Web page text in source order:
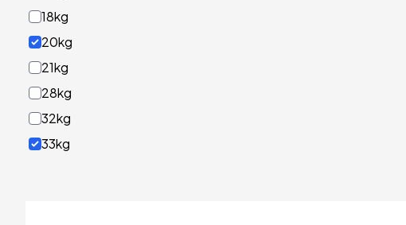
18kg
20kg
21kg
28kg
32kg
33kg